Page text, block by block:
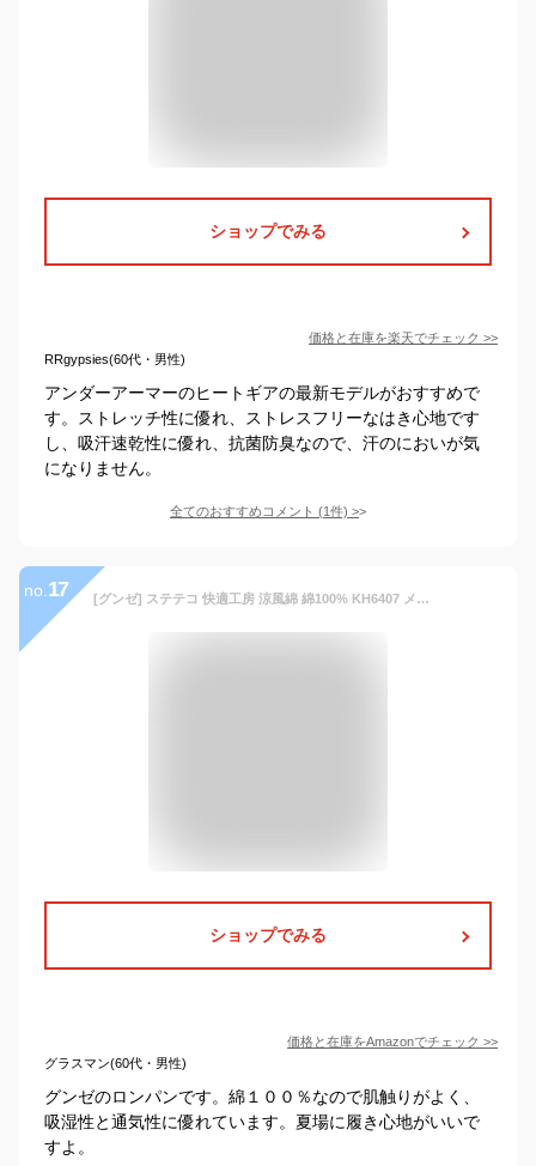
ショップでみる
価格と在庫を楽天でチェック >>
RRgypsies(60代・男性)
アンダーアーマーのヒートギアの最新モデルがおすすめで
す。ストレッチ性に優れ、ストレスフリーなはき心地です
し、吸汗速乾性に優れ、抗菌防臭なので、汗のにおいが気
になりません。
全てのおすすめコメント (1件) >
no. 17 [グンゼ] ステテコ 快適工房 涼風綿 綿100% KH6407 メンズ ホワイト 日本 M (日本サイズM相当)
ショップでみる
価格と在庫をAmazonでチェック >>
グラスマン(60代・男性)
グンゼのロンパンです。綿１００％なので肌触りがよく、
吸湿性と通気性に優れています。夏場に履き心地がいいで
すよ。